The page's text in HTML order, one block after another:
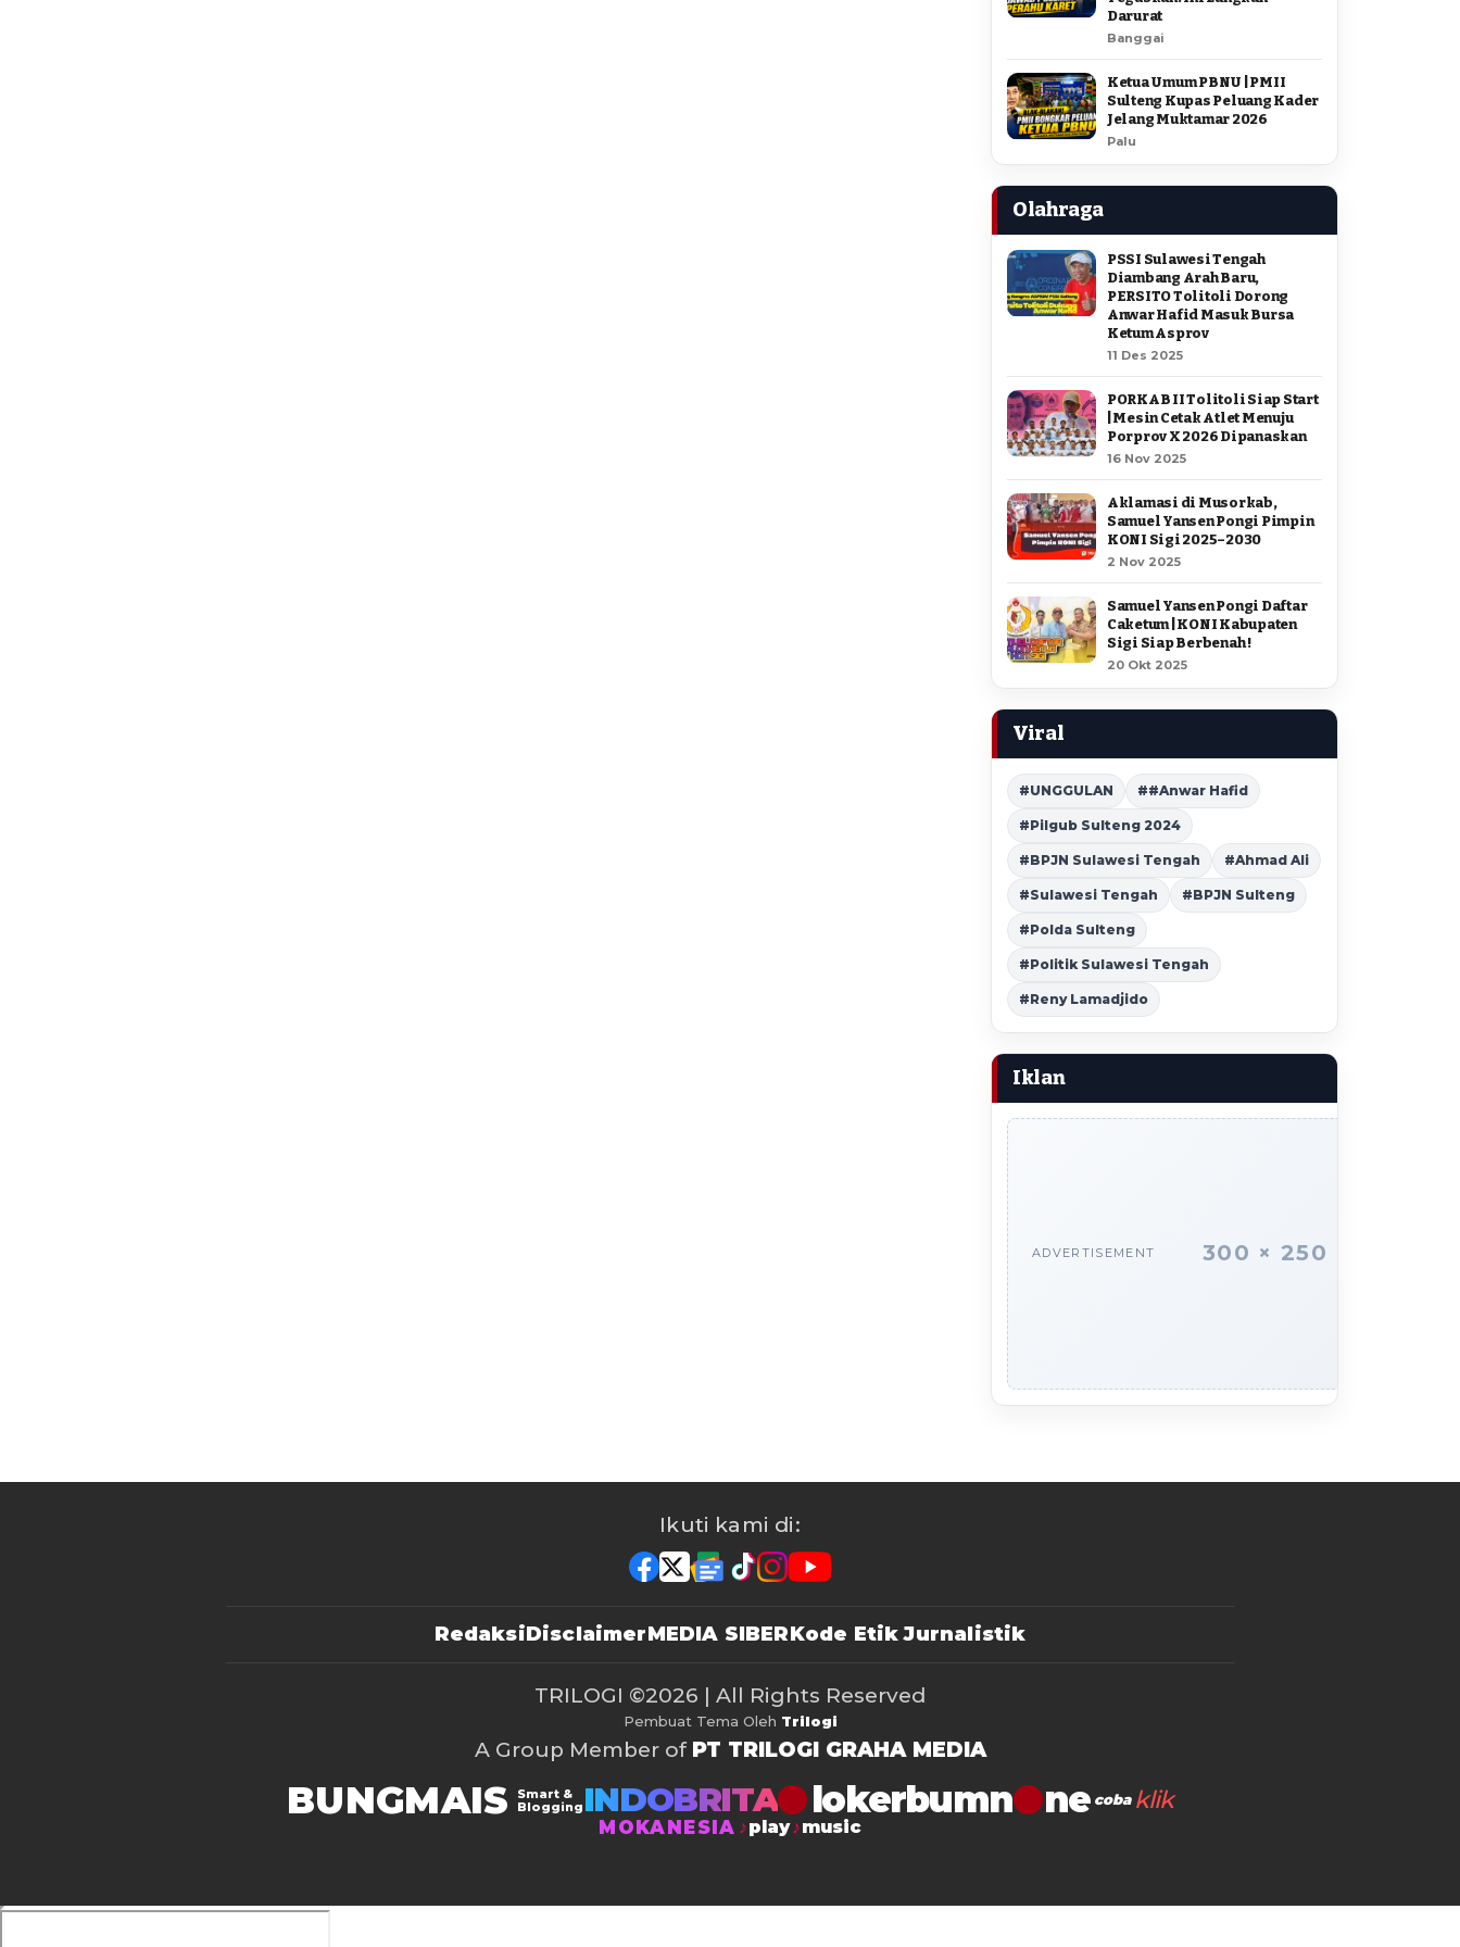
Darurat
Banggai
Ketua Umum PBNU | PMII
Sulteng Kupas Peluang Kader
Jelang Muktamar 2026
Palu
Olahraga
PSSI Sulawesi Tengah
Diambang Arah Baru,
PERSITO Tolitoli Dorong
Anwar Hafid Masuk Bursa
Ketum Asprov
11 Des 2025
PORKAB II Tolitoli Siap Start
| Mesin Cetak Atlet Menuju
Porprov X 2026 Dipanaskan
16 Nov 2025
Aklamasi di Musorkab,
Samuel Yansen Pongi Pimpin
KONI Sigi 2025–2030
2 Nov 2025
Samuel Yansen Pongi Daftar
Caketum | KONI Kabupaten
Sigi Siap Berbenah !
20 Okt 2025
Viral
#UNGGULAN ##Anwar Hafid
#Pilgub Sulteng 2024
#BPJN Sulawesi Tengah #Ahmad Ali
#Sulawesi Tengah #BPJN Sulteng
#Polda Sulteng
#Politik Sulawesi Tengah
#Reny Lamadjido
Iklan
ADVERTISEMENT 300 × 250
Ikuti kami di:
RedaksiDisclaimerMEDIA SIBERKode Etik Jurnalistik
TRILOGI ©2026 | All Rights Reserved
Pembuat Tema Oleh Trilogi
A Group Member of PT TRILOGI GRAHA MEDIA
BUNGMAIS
Smart &
Blogging INDOBRITA lokerbumn coba klik
MOKANESIA play music